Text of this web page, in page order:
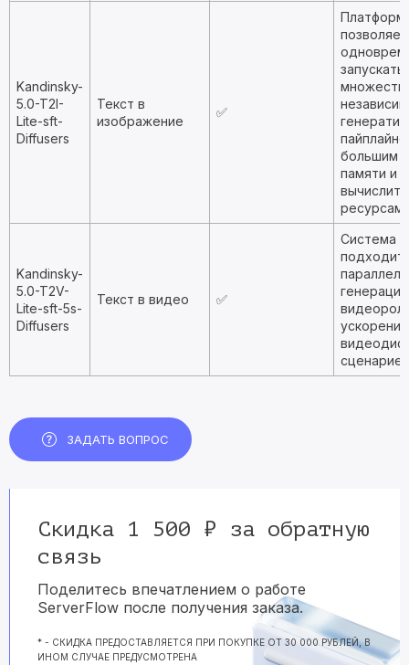
Kandinsky-
5.0-T2I-
Lite-sft-
Diffusers
Текст в
изображение
✅
позволяет
запускать
большим
памяти и
ресурсам.
Kandinsky-
5.0-T2V-
Lite-sft-5s-
Diffusers
Текст в видео ✅
Система
подходит
ЗАДАТЬ ВОПРОС
Скидка 1 500 ₽ за обратную
связь
Поделитесь впечатлением о работе
ServerFlow после получения заказа.
* - СКИДКА ПРЕДОСТАВЛЯЕТСЯ ПРИ ПОКУПКЕ ОТ 30 000 РУБЛЕЙ, В
ИНОМ СЛУЧАЕ ПРЕДУСМОТРЕНА